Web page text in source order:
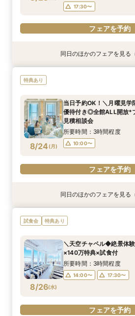
17:30〜
フェアを予約
特典あり
8/23(日)
【ドレス1着プレゼント
9:00〜
13:00〜
17:30〜
フェアを予約
特典あり
8/23(日)
【2名～少人数婚】大阪
9:00〜
13:00〜
17:30〜
フェアを予約
特典あり
8/23(日)
【料理重視*必見】料理
9:00〜
13:00〜
17:30〜
フェアを予約
同日のほかのフェアを見る
特典あり
8/24 (月)
当日予約OK！＼月曜見学
優待付き◎全館ALL開放*
見積相談会
所要時間：3時間程度
10:00〜
フェアを予約
8/24(月)
【初めてでも安心】地上
ザート試食*相談会
14:00〜 17:30〜
特典あり
8/24(月)
＼地上150mからの絶景＆
切空間*全館ALL見学×パ
所要時間：3時間程度
同日のほかのフェアを見る
試食会 特典あり
8/26(水)
＼天空チャペル◆絶景体
×140万特典×試食付
所要時間：3時間程度
14:00〜 17:30〜
フェアを予約